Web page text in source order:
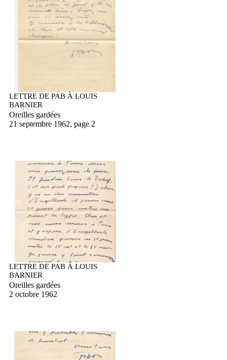
LETTRE DE PAB À LOUIS
BARNIER
Oreilles gardées
21 septembre 1962, page 2
LETTRE DE PAB À LOUIS
BARNIER
Oreilles gardées
2 octobre 1962